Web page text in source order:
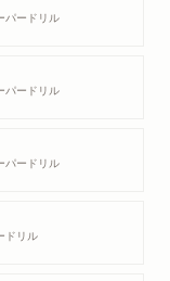
ーを探すよ）
hobby
for online games
ないと思うな）
do with a beer
だ）
パードリル
パードリル
パードリル
ドリル